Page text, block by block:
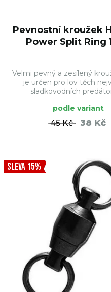
Pevnostní kroužek
Power Split Ring
Velmi pevný a zesílený
je určen pro lov těch
sladkovodních
podle variant
45 Kč 38 Kč
SLEVA 15%